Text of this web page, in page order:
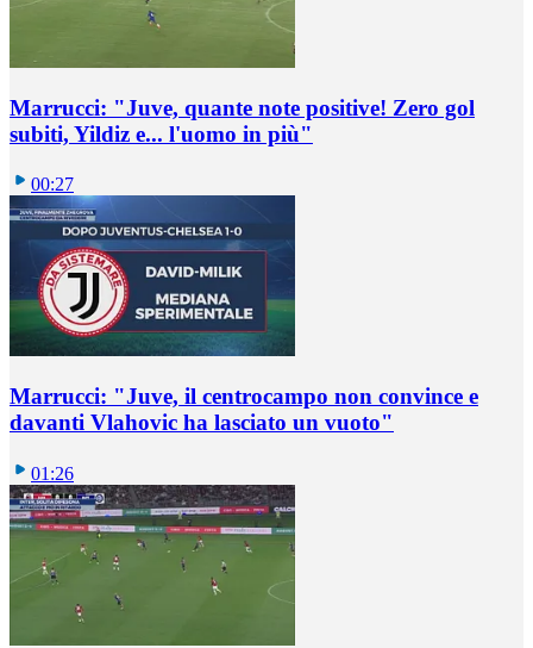
Marrucci: "Juve, quante note positive! Zero gol
subiti, Yildiz e... l'uomo in più"
00:27
Marrucci: "Juve, il centrocampo non convince e
davanti Vlahovic ha lasciato un vuoto"
01:26